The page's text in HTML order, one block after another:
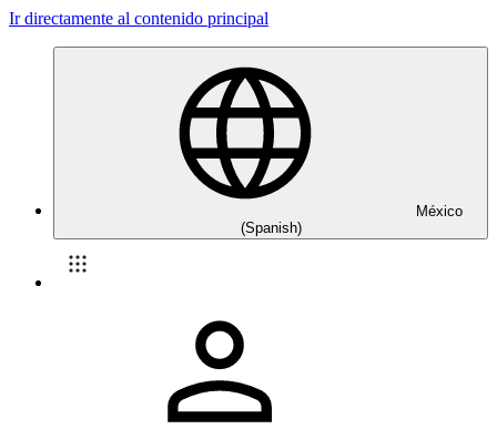
Ir directamente al contenido principal
México
(Spanish)